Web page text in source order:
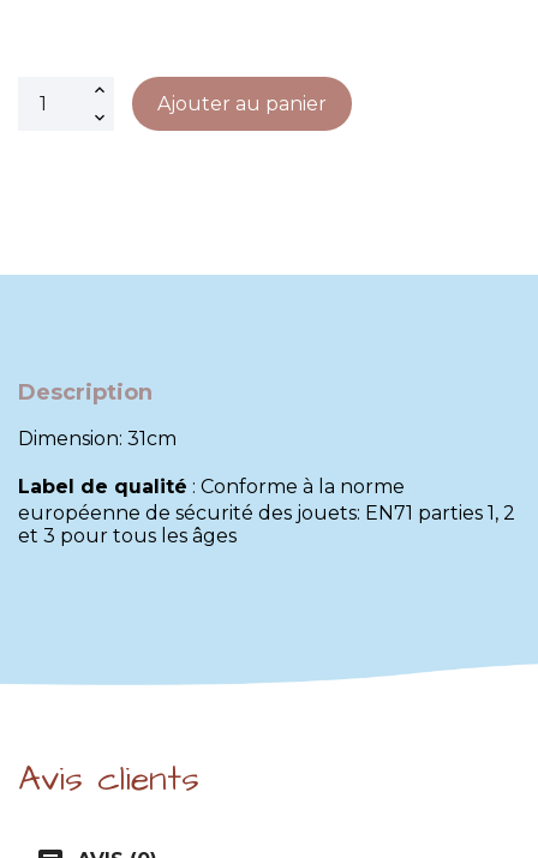
Ajouter au panier
Description
Dimension: 31cm
Label de qualité : Conforme à la norme
européenne de sécurité des jouets: EN71 parties 1, 2
et 3 pour tous les âges
Avis clients